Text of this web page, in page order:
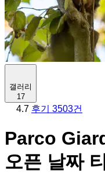
갤러리
17
4.7 후기 3503건
Parco
오픈 날짜